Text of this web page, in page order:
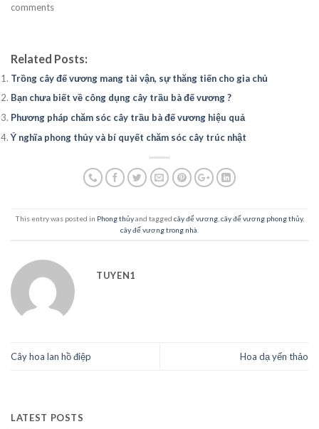
comments
Related Posts:
Trồng cây đế vương mang tài vận, sự thăng tiến cho gia chủ
Bạn chưa biết về công dụng cây trầu bà đế vương ?
Phương pháp chăm sóc cây trầu bà đế vương hiệu quả
Ý nghĩa phong thủy và bí quyết chăm sóc cây trúc nhật
This entry was posted in Phong thủyand tagged cây đế vương cây đế vương phong thủy,
cây đế vương trong nhà
TUYEN1
Cây hoa lan hồ điệp Hoa dạ yến thảo
LATEST POSTS